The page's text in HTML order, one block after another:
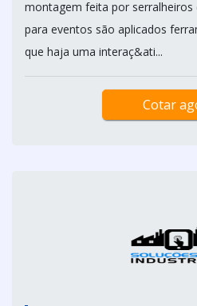
montagem feita por serralheiros
para eventos são aplicados
que haja uma interaç&ati...
Cotar